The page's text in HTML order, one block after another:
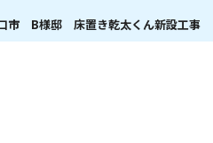
市 B様邸 床置き乾太くん新設工事